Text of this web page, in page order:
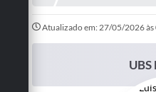
Transparência
Atualizado em: 27/05/2026
UBS